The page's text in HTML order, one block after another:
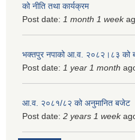
को नीति तथा कार्यक्रम
Post date: 1 month 1 week
भक्तपुर नपाको आ.व. २०८२।८३ को
Post date: 1 year 1 month
आ.व. २०८१/८२ को अनुमानित बजेट
Post date: 2 years 1 week